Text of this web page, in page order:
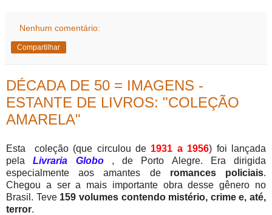
Nenhum comentário:
Compartilhar
DÉCADA DE 50 = IMAGENS -
ESTANTE DE LIVROS: "COLEÇÃO
AMARELA"
Esta coleção (que circulou de 1931 a 1956) foi lançada
pelaLivraria Globo
, de Porto Alegre. Era dirigida
especialmente aos amantes de romances policiais.
Chegou a ser a mais importante obra desse gênero no
Brasil. Teve 159 volumes contendo mistério, crime e, até,
terror.